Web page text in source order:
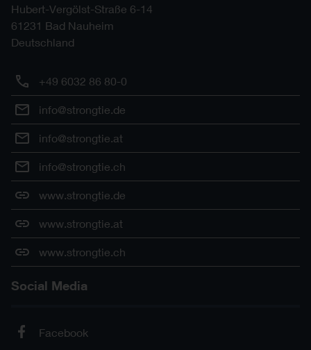
Hubert-Vergölst-Straße 6-14
61231 Bad Nauheim
Deutschland
+49 6032 86 80-0
info@strongtie.de
info@strongtie.at
info@strongtie.ch
www.strongtie.de
www.strongtie.at
www.strongtie.ch
Social Media
Facebook